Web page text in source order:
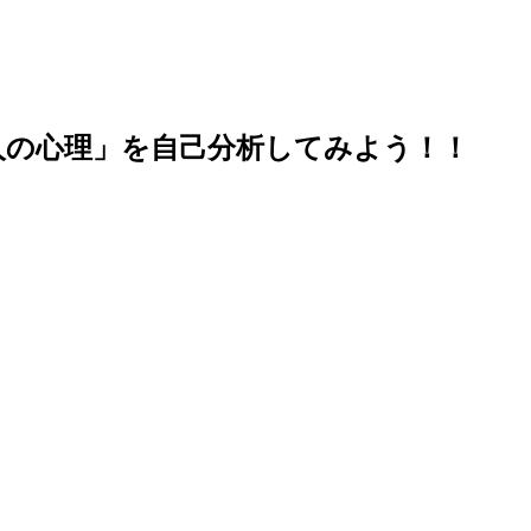
心理」を自己分析してみよう！！